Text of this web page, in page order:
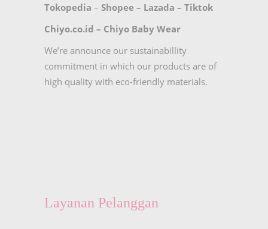
Tokopedia – Shopee – Lazada – Tiktok
Chiyo.co.id – Chiyo Baby Wear
We’re announce our sustainabillity
commitment in which our products are of
high quality with eco-friendly materials.
Layanan Pelanggan